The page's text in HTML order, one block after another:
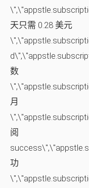
天只需 0.28 美元
数
月
阅
功